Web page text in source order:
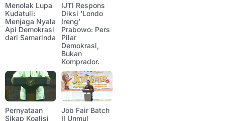
Menolak Lupa
Kudatuli:
Menjaga Nyala
Api Demokrasi
dari Samarinda
IJTI Respons
Diksi ‘Londo
Ireng’
Prabowo: Pers
Pilar
Demokrasi,
Bukan
Komprador.
Pernyataan
Sikap Koalisi
Job Fair Batch
II Unmul